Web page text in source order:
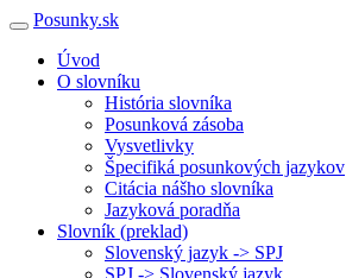
Posunky.sk
Úvod
O slovníku
História slovníka
Posunková zásoba
Vysvetlivky
Špecifiká posunkových jazykov
Citácia nášho slovníka
Jazyková poradňa
Slovník (preklad)
Slovenský jazyk -> SPJ
SPJ -> Slovenský jazyk